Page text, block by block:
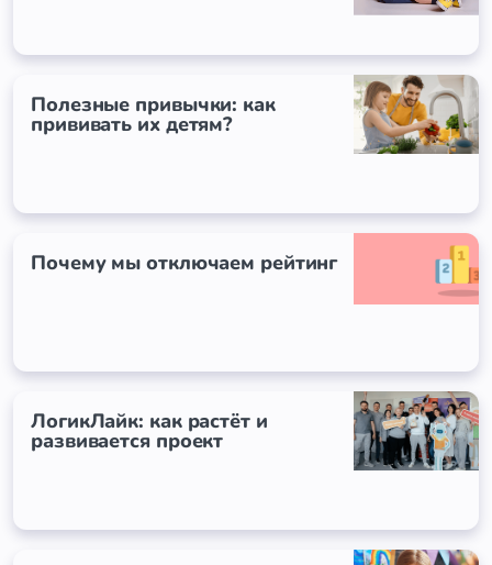
Полезные привычки: как
прививать их детям?
Почему мы отключаем рейтинг
ЛогикЛайк: как растёт и
развивается проект